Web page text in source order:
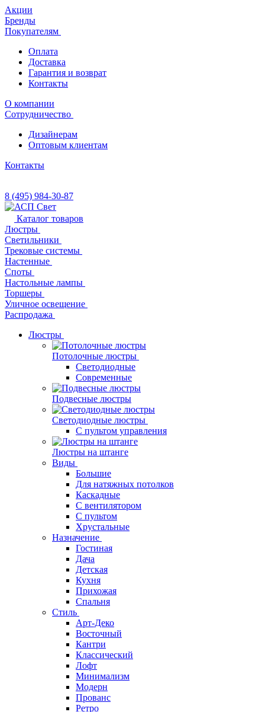
Акции
Бренды
Покупателям
Оплата
Доставка
Гарантия и возврат
Контакты
О компании
Сотрудничество
Дизайнерам
Оптовым клиентам
Контакты
8 (495) 984-30-87
Каталог товаров
Люстры
Светильники
Трековые системы
Настенные
Споты
Настольные лампы
Торшеры
Уличное освещение
Распродажа
Люстры
Потолочные люстры
Светодиодные
Современные
Подвесные люстры
Светодиодные люстры
С пультом управления
Люстры на штанге
Виды
Большие
Для натяжных потолков
Каскадные
С вентилятором
С пультом
Хрустальные
Назначение
Гостиная
Дача
Детская
Кухня
Прихожая
Спальня
Стиль
Арт-Деко
Восточный
Кантри
Классический
Лофт
Минимализм
Модерн
Прованс
Ретро